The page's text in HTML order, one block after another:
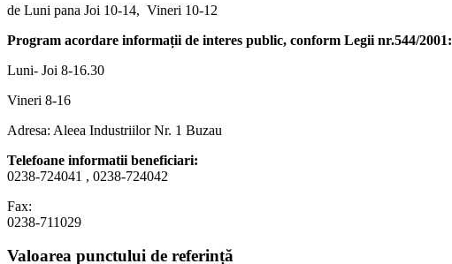
de Luni pana Joi 10-14, Vineri 10-12
Program acordare informații de interes public, conform Legii nr.544/2001:
Luni- Joi 8-16.30
Vineri 8-16
Adresa: Aleea Industriilor Nr. 1 Buzau
Telefoane informatii beneficiari:
0238-724041 , 0238-724042
Fax:
0238-711029
Valoarea punctului de referință